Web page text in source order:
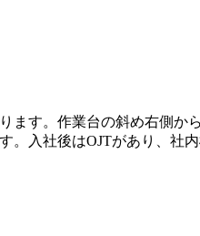
ます。作業台の斜め右側か
。入社後はOJTがあり、社